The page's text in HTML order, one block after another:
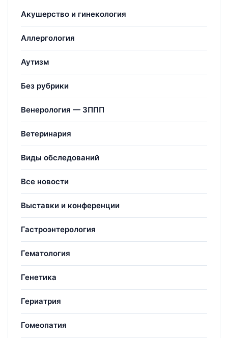
Акушерство и гинекология
Аллергология
Аутизм
Без рубрики
Венерология — ЗППП
Ветеринария
Виды обследований
Все новости
Выставки и конференции
Гастроэнтерология
Гематология
Генетика
Гериатрия
Гомеопатия